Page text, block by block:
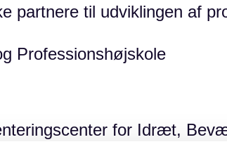
partnere til udviklingen af
Professionshøjskole
for Idræt,